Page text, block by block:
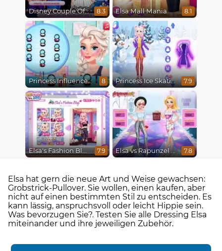
Disney Couple Of The Year 8.3 Elsa Mall Mania 8.1
Princess Influencer Winter Wonderland 8 Princess Ice Skating Adventure 7.9
Elsa's Fashion Blog 7.9 Elsa vs Rapunzel Fashion Game 7.8
Elsa hat gern die neue Art und Weise gewachsen:
Grobstrick-Pullover. Sie wollen, einen kaufen, aber
nicht auf einen bestimmten Stil zu entscheiden. Es
kann lässig, anspruchsvoll oder leicht Hippie sein.
Was bevorzugen Sie?. Testen Sie alle Dressing Elsa
miteinander und ihre jeweiligen Zubehör.